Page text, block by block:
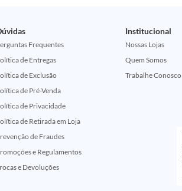
Frequentes
de Entregas
de Exclusão
de Pré-Venda
de Privacidade
de Retirada em Loja
de Fraudes
e Regulamentos
e Devoluções
Institucional
Nossas Lojas
Quem Somos
Trabalhe Conosco